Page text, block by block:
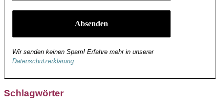
Wir senden keinen Spam! Erfahre mehr in unserer
Datenschutzerklärung
Schlagwörter